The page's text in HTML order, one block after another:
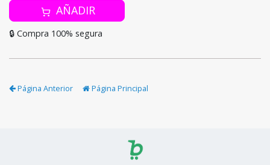
AÑADIR
🔒 Compra 100% segura
Página Anterior Página Principal